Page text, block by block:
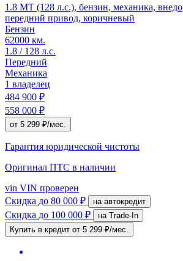
1.8 MT (128 л.с.), бензин, механика,
передний привод, коричневый
Бензин
62000 км.
1.8 / 128 л.с.
Передний
Механика
1 владелец
484 900 ₽
558 000 ₽
от 5 299 ₽/мес.
Гарантия юридической чистоты
Оригинал ПТС в наличии
vin VIN проверен
Скидка до 80 000 ₽ на автокредит
Скидка до 100 000 ₽
на Trade-In
Купить в кредит от 5 299 ₽/мес.